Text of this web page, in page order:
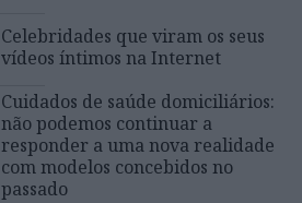
Celebridades que viram os seus
vídeos íntimos na Internet
Cuidados de saúde domiciliários:
não podemos continuar a
responder a uma nova realidade
com modelos concebidos no
passado